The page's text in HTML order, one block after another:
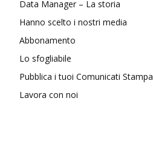
Data Manager – La storia
Hanno scelto i nostri media
Abbonamento
Lo sfogliabile
Pubblica i tuoi Comunicati Stampa
Lavora con noi